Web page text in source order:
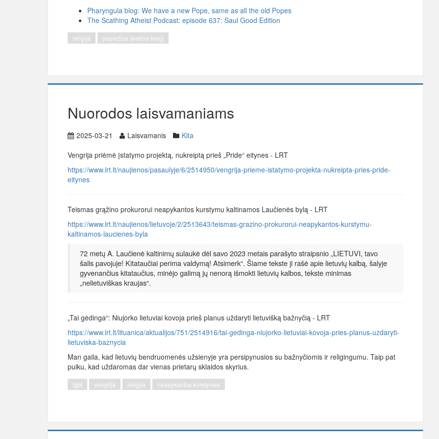
Pharyngula blog: We have a new Pope, same as all the old Popes
The Scathing Atheist Podcast: episode 637: Saul Good Edition
religija popiežius skatina blogį
Nuorodos laisvamaniams
2025-03-21 Laisvamanis
Kita
Vengrija priėmė įstatymo projektą, nukreiptą prieš „Pride“ eitynes - LRT
https://www.lrt.lt/naujienos/pasaulyje/6/2514950/vengrija-prieme-istatymo-projekta-nukreipta-pries-pride-
eitynes
Teismas grąžino prokurorui neapykantos kurstymu kaltinamos Laučienės bylą - LRT
https://www.lrt.lt/naujienos/lietuvoje/2/2513643/teismas-grazino-prokurorui-neapykantos-kurstymu-
kaltinamos-laucienes-byla
72 metų A. Laučienė kaltinimų sulaukė dėl savo 2023 metais parašyto straipsnio „LIETUVI, tavo
šalis pavojuje! Kitataučiai perima valdymą! Atsimerk“. Šiame tekste ji rašė apie lietuvių kalbą, šalyje
gyvenančius kitataučius, minėjo galimą jų nenorą išmokti lietuvių kalbos, tekste minimas
„nelietuviškas kraujas“.
„Tai gėdinga“: Niujorko lietuviai kovoja prieš planus uždaryti lietuvišką bažnyčią - LRT
https://www.lrt.lt/lituanica/aktualijos/751/2514916/tai-gedinga-niujorko-lietuviai-kovoja-pries-planus-uzdaryti-
lietuviska-baznycia
Man gaila, kad lietuvių bendruomenės užsienyje yra persipynusios su bažnyčiomis ir religingumu. Taip pat
puiku, kad uždaromas dar vienas prietarų sklaidos skyrius.
lgbt vengrija religija neapykantos kurstymas